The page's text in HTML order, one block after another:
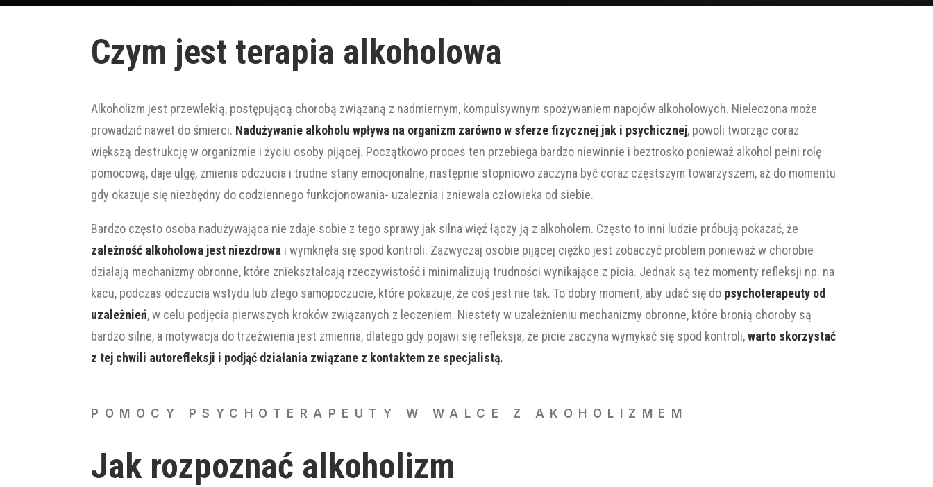
Czym jest terapia alkoholowa
Alkoholizm jest przewlekłą, postępującą chorobą związaną z nadmiernym, kompulsywnym spożywaniem napojów alkoholowych. Nieleczona może
prowadzić nawet do śmierci. Nadużywanie alkoholu wpływa na organizm zarówno w sferze fizycznej jak i psychicznej, powoli tworząc coraz
większą destrukcję w organizmie i życiu osoby pijącej. Początkowo proces ten przebiega bardzo niewinnie i beztrosko ponieważ alkohol pełni rolę
pomocową, daje ulgę, zmienia odczucia i trudne stany emocjonalne, następnie stopniowo zaczyna być coraz częstszym towarzyszem, aż do momentu
gdy okazuje się niezbędny do codziennego funkcjonowania- uzależnia i zniewala człowieka od siebie.
Bardzo często osoba nadużywająca nie zdaje sobie z tego sprawy jak silna więź łączy ją z alkoholem. Często to inni ludzie próbują pokazać, że
zależność alkoholowa jest niezdrowa i wymknęła się spod kontroli. Zazwyczaj osobie pijącej ciężko jest zobaczyć problem ponieważ w chorobie
działają mechanizmy obronne, które zniekształcają rzeczywistość i minimalizują trudności wynikające z picia. Jednak są też momenty refleksji np. na
kacu, podczas odczucia wstydu lub złego samopoczucie, które pokazuje, że coś jest nie tak. To dobry moment, aby udać się do psychoterapeuty od
uzależnień, w celu podjęcia pierwszych kroków związanych z leczeniem. Niestety w uzależnieniu mechanizmy obronne, które bronią choroby są
bardzo silne, a motywacja do trzeźwienia jest zmienna, dlatego gdy pojawi się refleksja, że picie zaczyna wymykać się spod kontroli,warto skorzystać
z tej chwili autorefleksji i podjąć działania związane z kontaktem ze specjalistą.
POMOCY PSYCHOTERAPEUTY W WALCE Z AKOHOLIZMEM
Jak rozpoznać alkoholizm